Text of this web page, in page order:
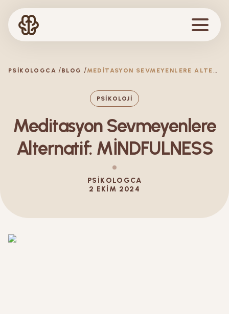
PSIKOLOGCA BLOG M
EDITASYON SEVMEYENLERE ALTERNATIF: MİNDFULNESS
PSIKOLOJI
Meditasyon Sevmeyenlere
Alternatif: MİNDFULNESS
PSIKOLOGCA
2 EKIM 2024